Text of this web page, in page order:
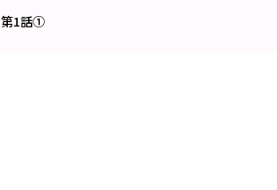
第1話①